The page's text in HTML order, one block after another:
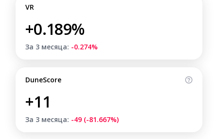
VR
+0.189%
За 3 месяца: -0.274%
DuneScore
+11
За 3 месяца: -49 (-81.667%)